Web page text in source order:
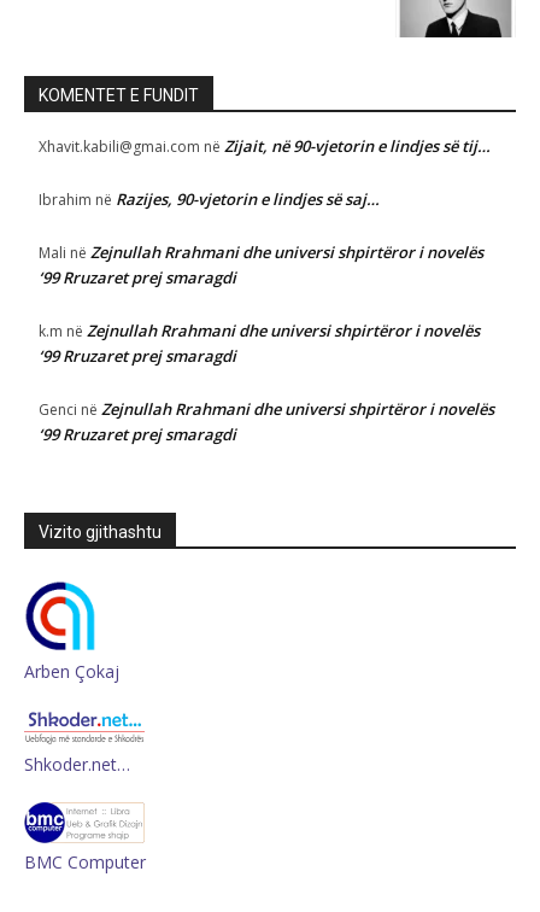
KOMENTET E FUNDIT
Xhavit.kabili@gmai.com në Zijait, në 90-vjetorin e lindjes së tij…
Ibrahim në Razijes, 90-vjetorin e lindjes së saj…
Mali në Zejnullah Rrahmani dhe universi shpirtëror i novelës
‘99 Rruzaret prej smaragdi
k.m në Zejnullah Rrahmani dhe universi shpirtëror i novelës
‘99 Rruzaret prej smaragdi
Genci në Zejnullah Rrahmani dhe universi shpirtëror i novelës
‘99 Rruzaret prej smaragdi
Vizito gjithashtu
Arben Çokaj
Shkoder.net…
BMC Computer